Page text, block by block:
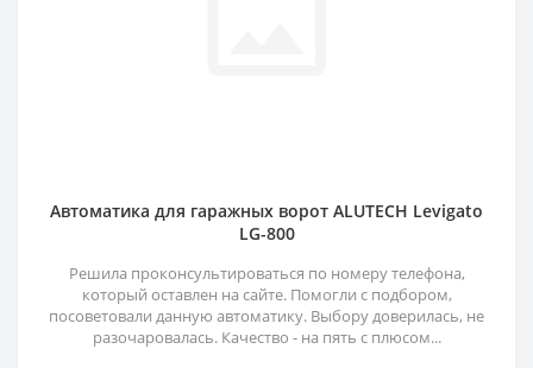
Автоматика для гаражных ворот ALUTECH Levigato
LG-800
Решила проконсультироваться по номеру телефона,
который оставлен на сайте. Помогли с подбором,
посоветовали данную автоматику. Выбору доверилась, не
разочаровалась. Качество - на пять с плюсом...